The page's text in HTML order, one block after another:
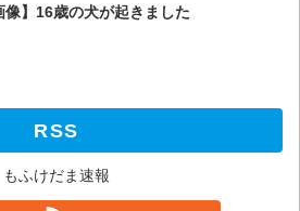
像】16歳の犬が起きました猫「おい人間。おれを飼え
RSS
もふけだま速報